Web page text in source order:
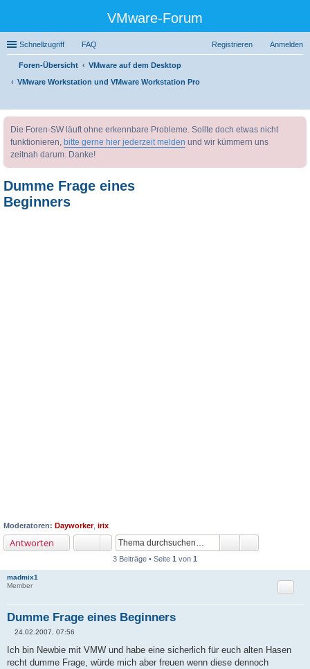
VMware-Forum
Schnellzugriff FAQ Anmelden
Registrieren
Foren-Übersicht
VMware auf dem Desktop
VMware Workstation und VMware Workstation Pro
uc
Die Foren-SW läuft ohne erkennbare Probleme. Sollte doch etwas nicht
funktionieren, bitte gerne hier jederzeit melden und wir kümmern uns
zeitnah darum. Danke!
Dumme Frage eines
Beginners
Moderatoren: Dayworker, irix
Antworten
3 Beiträge • Seite 1 von 1
madmix1
Member
Dumme Frage eines Beginners
Zitat
e
i
t
24.02.2007, 07:56
Ich bin Newbie mit VMW und habe eine sicherlich für euch alten Hasen
recht dumme Frage, würde mich aber freuen wenn diese dennoch